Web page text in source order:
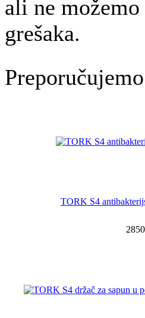
ali ne
grešaka.
TORK S4